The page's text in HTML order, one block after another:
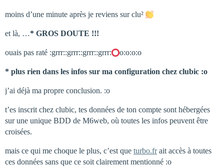
moins d’une minute après je reviens sur clu²
et là, …* GROS DOUTE !!!
ouais pas raté :grrr::grrr::grrr::grrr: o:o:o:o
* plus rien dans les infos sur ma configuration chez clubic :o
j’ai déjà ma propre conclusion. :o
t’es inscrit chez clubic, tes données de ton compte sont hébergées
sur une unique BDD de M6web, où toutes les infos peuvent être
croisées.
mais ce qui me choque le plus, c’est que turbo.frait accès à toutes
ces données sans que ce soit clairement mentionné :o